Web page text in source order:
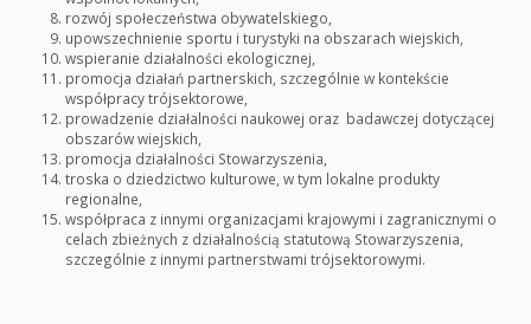
rozwój społeczeństwa obywatelskiego,
upowszechnienie sportu i turystyki na obszarach wiejskich,
wspieranie działalności ekologicznej,
promocja działań partnerskich, szczególnie w kontekście
współpracy trójsektorowe,
prowadzenie działalności naukowej oraz badawczej dotyczącej
obszarów wiejskich,
promocja działalności Stowarzyszenia,
troska o dziedzictwo kulturowe, w tym lokalne produkty
regionalne,
współpraca z innymi organizacjami krajowymi i zagranicznymi o
celach zbieżnych z działalnością statutową Stowarzyszenia,
szczególnie z innymi partnerstwami trójsektorowymi.